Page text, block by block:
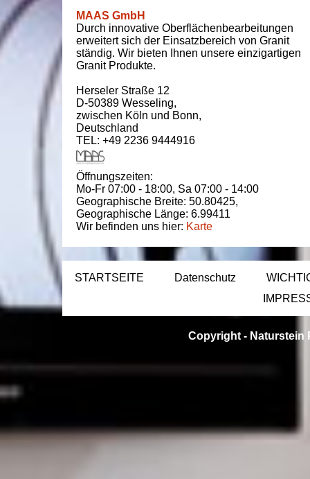
MAAS GmbH
Durch innovative Oberflächenbearbeitungen
erweitert sich der Einsatzbereich von Granit
ständig. Wir bieten Ihnen unsere einzigartigen
Granit Produkte.
Herseler Straße 12
D-50389 Wesseling,
zwischen Köln und Bonn,
Deutschland
TEL: +49 2236 9444916
Öffnungszeiten:
Mo-Fr 07:00 - 18:00, Sa 07:00 - 14:00
Geographische Breite: 50.80425,
Geographische Länge: 6.99411
Wir befinden uns hier: Karte
STARTSEITE Datenschutz
Copyright - Naturstein